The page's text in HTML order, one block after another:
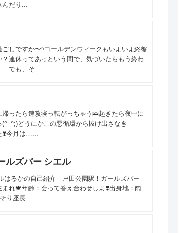
だり...
しですか〜⁉️ゴールデンウィークもいよいよ終盤
連休ってあっという間で、気づいたらもう終わ
でも、そ...
ったら速攻寝っ転がっちゃう🛌起きたら夜中に
どうにかこの悪循環から抜け出さなき
❣️今月は…...
ルズバー シエル
るかの自己紹介｜戸田公園駅！ガールズバー
れ🍁年齢：会って答え合わせしよ❣️出身地：雨
り座長...